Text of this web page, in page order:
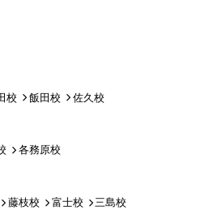
校 飯田校 佐久校
各務原校
藤枝校 富士校 三島校